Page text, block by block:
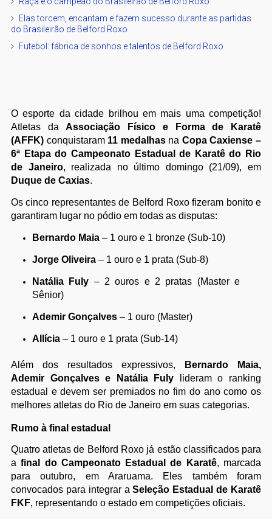
Elas torcem, encantam e fazem sucesso durante as partidas
do Brasileirão de Belford Roxo
Futebol: fábrica de sonhos e talentos de Belford Roxo
O esporte da cidade brilhou em mais uma competição!
Atletas daAssociação Físico e Forma de Karatê
(AFFK)conquistaram 11 medalhasna Copa Caxiense –
6ª Etapa do Campeonato Estadual de Karatê do Rio
de Janeiro, realizada no último domingo (21/09), em
Duque de Caxias.
Os cinco representantes de Belford Roxo fizeram bonito e
garantiram lugar no pódio em todas as disputas:
Bernardo Maia– 1 ouro e 1 bronze (Sub-10)
Jorge Oliveira– 1 ouro e 1 prata (Sub-8)
Natália Fuly – 2 ouros e 2 pratas (Master e
Sênior)
Ademir Gonçalves– 1 ouro (Master)
Allícia– 1 ouro e 1 prata (Sub-14)
Além dos resultados expressivos,
Bernardo Maia,
Ademir Gonçalves e Natália Fuly lideram o ranking
estadual e devem ser premiados no fim do ano como os
melhores atletas do Rio de Janeiro em suas categorias.
Rumo à final estadual
Quatro atletas de Belford Roxo já estão classificados para
afinal do Campeonato Estadual de Karatê, marcada
para outubro, em Araruama. Eles também foram
convocados para integrar aSeleção Estadual de Karatê
FKF, representando o estado em competições oficiais.